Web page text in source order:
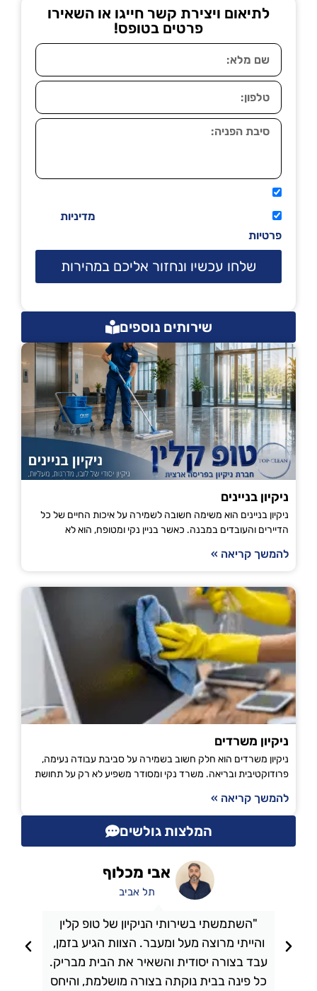
לתיאום ויצירת קשר חייגו או השאירו
פרטים בטופס!
מדיניות
פרטיות
שלחו עכשיו ונחזור אליכם במהירות
שירותים נוספים
ניקיון בניינים
ניקיון בניינים הוא משימה חשובה לשמירה על איכות החיים של כל
הדיירים והעובדים במבנה. כאשר בניין נקי ומטופח, הוא לא
להמשך קריאה »
ניקיון משרדים
ניקיון משרדים הוא חלק חשוב בשמירה על סביבת עבודה נעימה,
פרודוקטיבית ובריאה. משרד נקי ומסודר משפיע לא רק על תחושת
להמשך קריאה »
המלצות גולשים
"השתמשתי בשירותי הניקיון של טופ קלין
והייתי מרוצה מעל ומעבר. הצוות הגיע בזמן,
עבד בצורה יסודית והשאיר את הבית מבריק.
כל פינה בבית נוקתה בצורה מושלמת, והיחס
אבי מכלוף
תל אביב